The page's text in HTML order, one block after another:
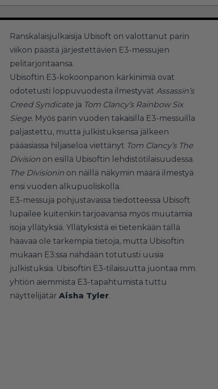
Ranskalaisjulkaisija Ubisoft on valottanut parin
viikon päästä järjestettävien E3-messujen
pelitarjontaansa.
Ubisoftin E3-kokoonpanon kärkinimiä ovat
odotetusti loppuvuodesta ilmestyvät Assassin’s
Creed Syndicate ja Tom Clancy’s Rainbow Six
Siege. Myös parin vuoden takaisilla E3-messuilla
paljastettu, mutta julkistuksensa jälkeen
pääasiassa hiljaiseloa viettänyt Tom Clancy’s The
Division on esillä Ubisoftin lehdistötilaisuudessa.
The Divisionin on näillä näkymin määrä ilmestyä
ensi vuoden alkupuoliskolla.
E3-messuja pohjustavassa tiedotteessa Ubisoft
lupailee kuitenkin tarjoavansa myös muutamia
isoja yllätyksiä. Yllätyksistä ei tietenkään tällä
haavaa ole tarkempia tietoja, mutta Ubisoftin
mukaan E3:ssa nähdään totutusti uusia
julkistuksia. Ubisoftin E3-tilaisuutta juontaa mm.
yhtiön aiemmista E3-tapahtumista tuttu
näyttelijätär Aisha Tyler.